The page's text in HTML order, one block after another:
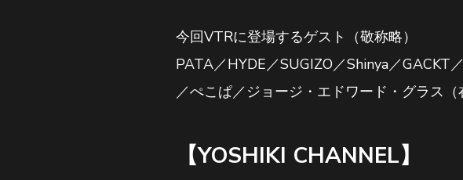
今回VTRに登場するゲスト（敬称略）
PATA／HYDE／SUGIZO／Shinya／GACKT
／ぺこぱ／ジョージ・エドワード・グラス（
【YOSHIKI CHANNEL】